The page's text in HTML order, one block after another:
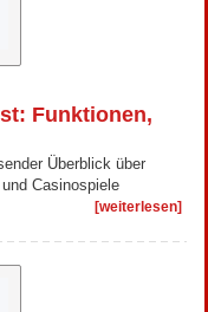
Funktionen,
Überblick über
Casinospiele
[weiterlesen]